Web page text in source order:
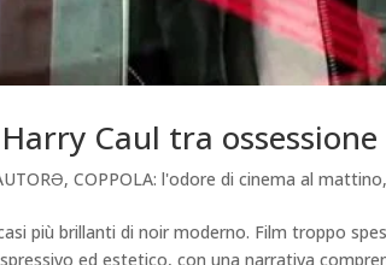
Caul tra
,COPPOLA: l'odore di cinema al mattino,
più brillanti di noir moderno. Film troppo
ed estetico, con una narrativa